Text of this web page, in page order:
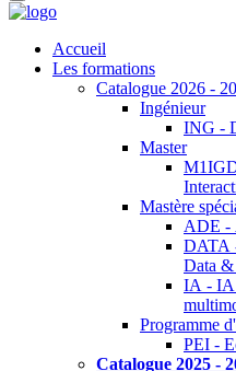
Accueil
Les formations
Catalogue 2026 -
Ingénieur
ING -
Master
Mastère
ADE -
DATA
Data
IA - IA
Programme
PEI -
Catalogue 2025 -